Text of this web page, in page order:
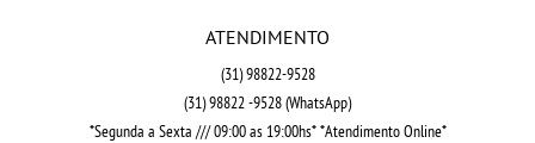
ATENDIMENTO
(31)98822-9528
(31)98822 -9528(WhatsApp)
*Segunda a Sexta /// 09:00 as 19:00hs* *Atendimento Online*